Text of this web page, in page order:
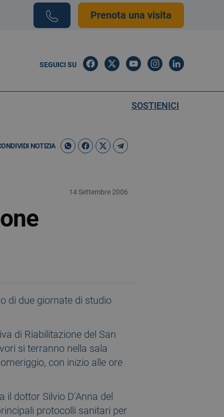
Prenota una visita
SEGUICI SU
SOSTIENICI
NOTIZIA
14 Settembre 2006
di due giornate di studio
di Riabilitazione del San
si terranno nella sala
con inizio alle ore
dottor Silvio D’Anna del
protocolli sanitari per